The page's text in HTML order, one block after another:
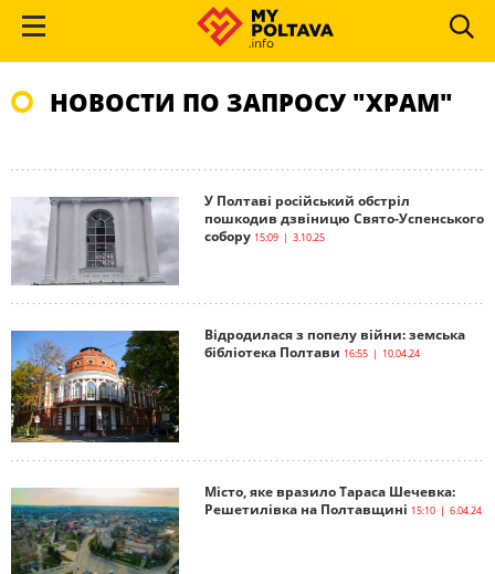
НОВОСТИ ПО ЗАПРОСУ "ХРАМ"
У Полтаві російський обстріл
пошкодив дзвіницю Свято-Успенського
собору 15:09 | 3.10.25
Відродилася з попелу війни: земська
бібліотека Полтави 16:55 | 10.04.24
Місто, яке вразило Тараса Шечевка:
Решетилівка на Полтавщині 15:10 | 6.04.24